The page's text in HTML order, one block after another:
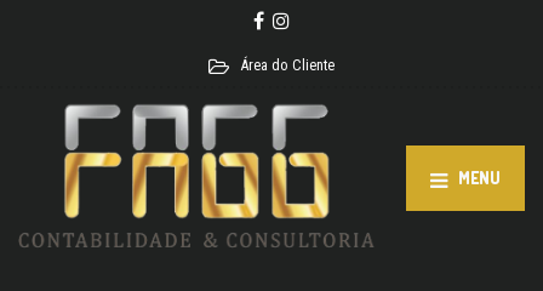
Área do Cliente
MENU